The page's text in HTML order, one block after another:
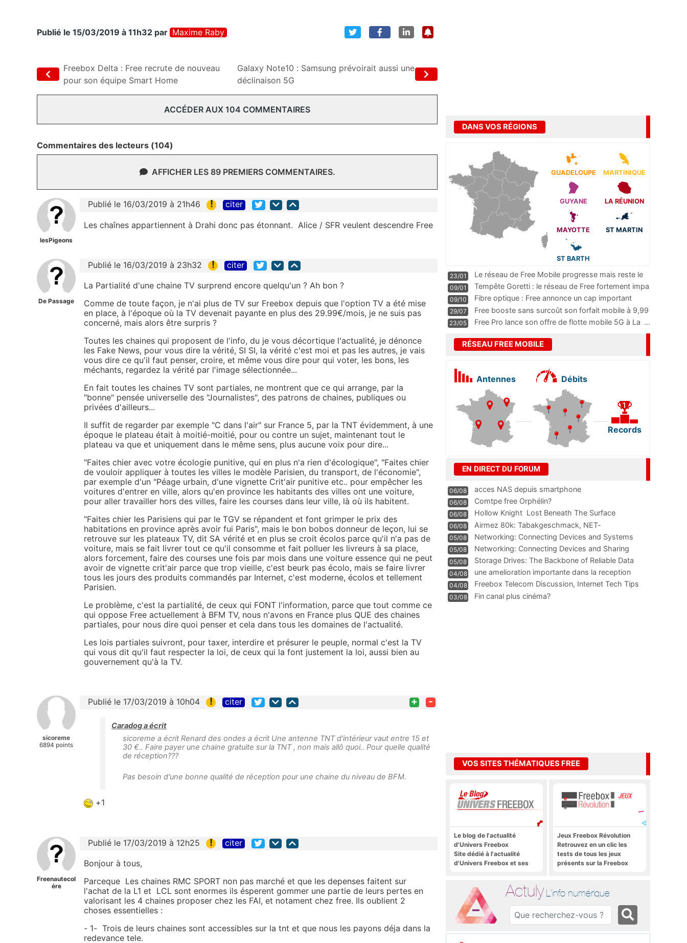
Publié le 15/03/2019 à 11h32 par Maxime Raby
Freebox Delta : Free recrute de nouveau
pour son équipe Smart Home
Galaxy Note10 : Samsung prévoirait aussi une
déclinaison 5G
ACCÉDER AUX 104 COMMENTAIRES
Commentaires des lecteurs (104)
AFFICHER LES 89 PREMIERS COMMENTAIRES.
lesPigeons
Publié le 16/03/2019 à 21h46 ! citer
Les chaînes appartiennent à Drahi donc pas étonnant. Alice / SFR veulent descendre Free
De Passage
Publié le 16/03/2019 à 23h32 ! citer
La Partialité d'une chaine TV surprend encore quelqu'un ? Ah bon ?
Comme de toute façon, je n'ai plus de TV sur Freebox depuis que l'option TV a été mise
en place, à l'époque où la TV devenait payante en plus des 29.99€/mois, je ne suis pas
concerné, mais alors être surpris ?
Toutes les chaines qui proposent de l'info, du je vous décortique l'actualité, je dénonce
les Fake News, pour vous dire la vérité, SI SI, la vérité c'est moi et pas les autres, je vais
vous dire ce qu'il faut penser, croire, et même vous dire pour qui voter, les bons, les
méchants, regardez la vérité par l'image sélectionnée...
En fait toutes les chaines TV sont partiales, ne montrent que ce qui arrange, par la
"bonne" pensée universelle des "Journalistes", des patrons de chaines, publiques ou
privées d'ailleurs...
Il suffit de regarder par exemple "C dans l'air" sur France 5, par la TNT évidemment, à une
époque le plateau était à moitié-moitié, pour ou contre un sujet, maintenant tout le
plateau va que et uniquement dans le même sens, plus aucune voix pour dire...
"Faites chier avec votre écologie punitive, qui en plus n'a rien d'écologique", "Faites chier
de vouloir appliquer à toutes les villes le modèle Parisien, du transport, de l'économie",
par exemple d'un "Péage urbain, d'une vignette Crit'air punitive etc.. pour empêcher les
voitures d'entrer en ville, alors qu'en province les habitants des villes ont une voiture,
pour aller travailler hors des villes, faire les courses dans leur ville, là où ils habitent.
"Faites chier les Parisiens qui par le TGV se répandent et font grimper le prix des
habitations en province après avoir fui Paris", mais le bon bobos donneur de leçon, lui se
retrouve sur les plateaux TV, dit SA vérité et en plus se croit écolos parce qu'il n'a pas de
voiture, mais se fait livrer tout ce qu'il consomme et fait polluer les livreurs à sa place,
alors forcement, faire des courses une fois par mois dans une voiture essence qui ne peut
avoir de vignette crit'air parce que trop vieille, c'est beurk pas écolo, mais se faire livrer
tous les jours des produits commandés par Internet, c'est moderne, écolos et tellement
Parisien.
Le problème, c'est la partialité, de ceux qui FONT l'information, parce que tout comme ce
qui oppose Free actuellement à BFM TV, nous n'avons en France plus QUE des chaines
partiales, pour nous dire quoi penser et cela dans tous les domaines de l'actualité.
Les lois partiales suivront, pour taxer, interdire et présurer le peuple, normal c'est la TV
qui vous dit qu'il faut respecter la loi, de ceux qui la font justement la loi, aussi bien au
gouvernement qu'à la TV.
sicoreme
6894 points
Publié le 17/03/2019 à 10h04 ! citer + -
Caradog a écrit
sicoreme a écrit Renard des ondes a écrit Une antenne TNT d'intérieur vaut entre 15 et
30 €.. Faire payer une chaine gratuite sur la TNT , non mais allô quoi.. Pour quelle qualité
de réception???
Pas besoin d'une bonne qualité de réception pour une chaine du niveau de BFM.
+1
Freenautecol
ére
Publié le 17/03/2019 à 12h25 ! citer
Bonjour à tous,
Parceque Les chaines RMC SPORT non pas marché et que les depenses faitent sur
l'achat de la L1 et LCL sont enormes ils ésperent gommer une partie de leurs pertes en
valorisant les 4 chaines proposer chez les FAI, et notament chez free. Ils oublient 2
choses essentielles :
- 1- Trois de leurs chaines sont accessibles sur la tnt et que nous les payons déja dans la
redevance tele.
DANS VOS RÉGIONS
GUADELOUPE MARTINIQUE
GUYANE LA RÉUNION
MAYOTTE ST MARTIN
ST BARTH
23/01
Le réseau de Free Mobile progresse mais reste le
m
...
09/01
Tempête Goretti : le réseau de Free fortement impa
09/10
Fibre optique : Free annonce un cap important
pass
...
29/07
Free booste sans surcoût son forfait mobile à 9,99
23/05 Free Pro lance son offre de flotte mobile 5G à La ...
RÉSEAU FREE MOBILE
Antennes Débits
Records
EN DIRECT DU FORUM
06/08 acces NAS depuis smartphone
06/08 Comtpe free Orphélin?
06/08 Hollow Knight  Lost Beneath The Surface
06/08
Airmez 80k: Tabakgeschmack, NET-
Technologie und Leistung im
05/08 Networking: Connecting Devices and Systems
05/08
Networking: Connecting Devices and Sharing
Information
05/08
Storage Drives: The Backbone of Reliable Data
Management
04/08
une amelioration importante dans la reception
WIFI
04/08
Freebox Telecom Discussion, Internet Tech Tips
Communi
03/08 Fin canal plus cinéma?
VOS SITES THÉMATIQUES FREE
Le blog de l'actualité
d'Univers Freebox
Site dédié à l'actualité
d'Univers Freebox et ses
thématiques Actuly, à
Freezone, etc.
Jeux Freebox Révolution
Retrouvez en un clic les
tests de tous les jeux
présents sur la Freebox
Actuly L'info numérique